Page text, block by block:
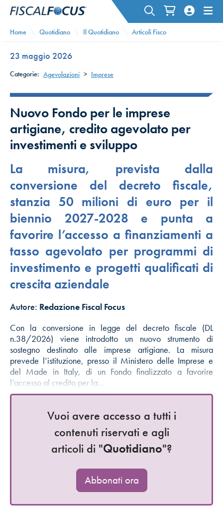
Home Quotidiano Il Quotidiano Articoli Fisco
23 maggio 2026
Categorie: Agevolazioni > Imprese
Nuovo Fondo per le imprese
artigiane, credito agevolato per
investimenti e sviluppo
La misura, prevista dalla
conversione del decreto fiscale,
stanzia 50 milioni di euro per il
biennio 2027-2028 e punta a
favorire l’accesso a finanziamenti a
tasso agevolato per programmi di
investimento e progetti qualificati di
crescita aziendale
Autore: Redazione Fiscal Focus
Con la conversione in legge del decreto fiscale (DL
n.38/2026) viene introdotto un nuovo strumento di
sostegno destinato alle imprese artigiane. La misura
prevede l’istituzione, presso il Ministero delle Imprese e
del Made in Italy, di un Fondo finalizzato a favorire
l’accesso al credito per la…
Vuoi avere accesso a tutti i
contenuti riservati e agli
articoli di "Quotidiano"?
Abbonati ora